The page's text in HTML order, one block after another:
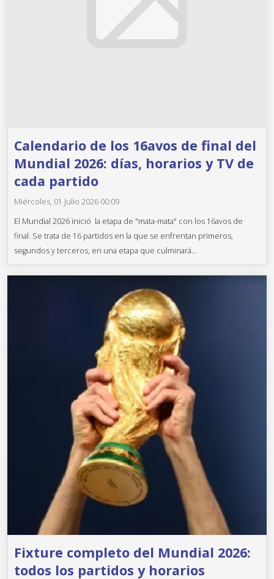
Calendario de los 16avos de final del
Mundial 2026: días, horarios y TV de
cada partido
Miércoles, 01 Julio 2026 00:09
El Mundial 2026 inició la etapa de "mata-mata" con los 16avos de
final. Se trata de 16 partidos en la que se enfrentan primeros,
segundos y terceros, en una etapa que culminará...
Fixture completo del Mundial 2026:
todos los partidos y horarios